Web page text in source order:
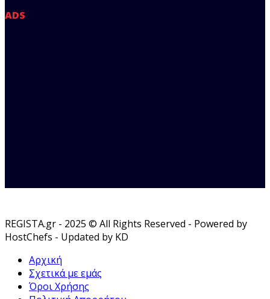
ADS
REGISTA.gr - 2025 © All Rights Reserved - Powered by
HostChefs - Updated by KD
Αρχική
Σχετικά με εμάς
Όροι Χρήσης